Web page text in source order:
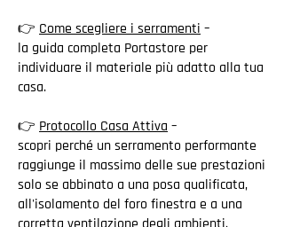
👉 Come scegliere i serramenti –
la guida completa Portastore per
individuare il materiale più adatto alla tua
casa.
👉 Protocollo Casa Attiva –
scopri perché un serramento performante
raggiunge il massimo delle sue prestazioni
solo se abbinato a una posa qualificata,
all'isolamento del foro finestra e a una